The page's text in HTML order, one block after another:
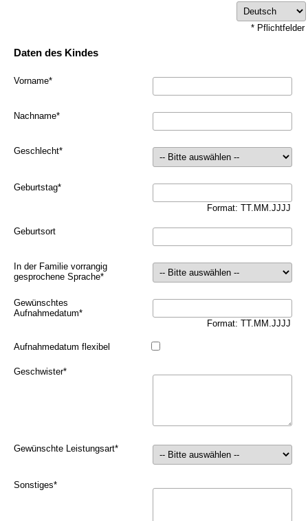
* Pflichtfelder
Daten des Kindes
Vorname*
Nachname*
Geschlecht*
Geburtstag*
Format: TT.MM.JJJJ
Geburtsort
In der Familie vorrangig
gesprochene Sprache*
Gewünschtes
Aufnahmedatum*
Format: TT.MM.JJJJ
Aufnahmedatum flexibel
Geschwister*
Gewünschte Leistungsart*
Sonstiges*